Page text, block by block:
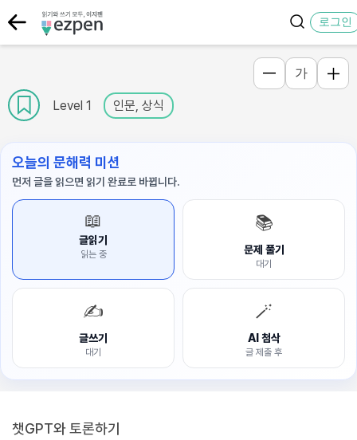
로그인
Level 1 인문, 상식
가
오늘의 문해력 미션
먼저 글을 읽으면 읽기 완료로 바뀝니다.
📖
글읽기
읽는 중
📚
문제 풀기
대기
✍️
글쓰기
대기
🪄
AI 첨삭
글 제출 후
챗GPT와 토론하기